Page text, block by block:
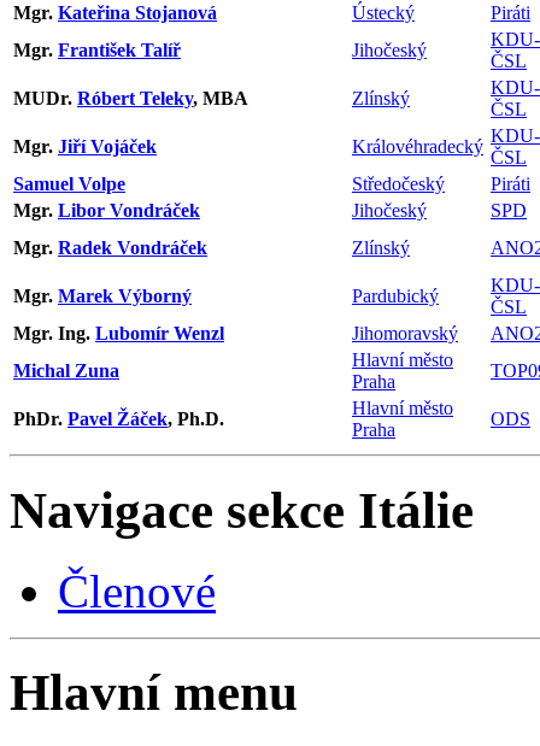
Mgr. Kateřina Stojanová Ústecký
Piráti
Mgr. František Talíř Jihočeský
KDU-
ČSL
MUDr. Róbert Teleky, MBA Zlínský
KDU-
ČSL
Mgr. Jiří Vojáček Královéhradecký
KDU-
ČSL
Samuel Volpe
Středočeský
Piráti
Mgr. Libor Vondráček Jihočeský
SPD
Mgr. Radek Vondráček Zlínský
Mgr. Marek Výborný Pardubický
KDU-
ČSL
Mgr. Ing. Lubomír Wenzl Jihomoravský
Michal Zuna
Hlavní město
Praha
PhDr. Pavel Žáček, Ph.D.
Hlavní město
Praha
ODS
Navigace sekce Itálie
Členové
Hlavní menu